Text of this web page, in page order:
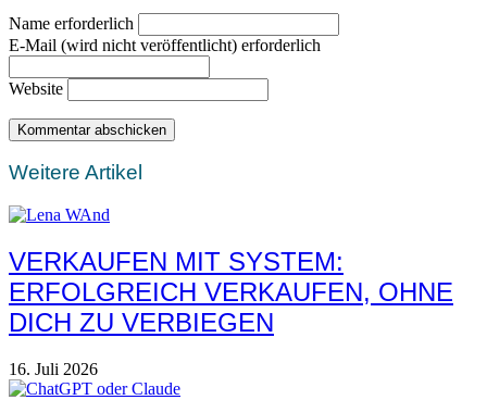
Name erforderlich
E-Mail (wird nicht veröffentlicht) erforderlich
Website
Weitere Artikel
VERKAUFEN MIT SYSTEM:
ERFOLGREICH VERKAUFEN, OHNE
DICH ZU VERBIEGEN
16. Juli 2026